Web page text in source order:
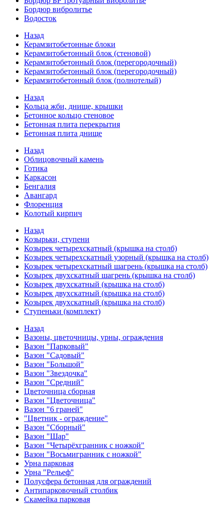
Бордюр вибролитье
Водосток
Назад
Керамзитобетонные блоки
Керамзитобетонный блок (стеновой)
Керамзитобетонный блок (перегородочный)
Керамзитобетонный блок (перегородочный)
Керамзитобетонный блок (полнотелый)
Назад
Кольца жби, днище, крышки
Бетонное кольцо стеновое
Бетонная плита перекрытия
Бетонная плита днище
Назад
Облицовочный камень
Готика
Каркасон
Бенгалия
Авангард
Флоренция
Колотый кирпич
Назад
Козырьки, ступени
Козырек четырехскатный (крышка на столб)
Козырек четырехскатный узорный (крышка на столб)
Козырек четырехскатный шагрень (крышка на столб)
Козырек двухскатный шагрень (крышка на столб)
Козырек двухскатный (крышка на столб)
Козырек двухскатный (крышка на столб)
Козырек двухскатный (крышка на столб)
Ступеньки (комплект)
Назад
Вазоны, цветочницы, урны, ограждения
Вазон "Парковый"
Вазон "Садовый"
Вазон "Большой"
Вазон "Звездочка"
Вазон "Средний"
Цветочница сборная
Вазон "Цветочница"
Вазон "6 граней"
"Цветник - ограждение"
Вазон "Сборный"
Вазон "Шар"
Вазон "Четырёхгранник с ножкой"
Вазон "Восьмигранник с ножкой"
Урна парковая
Урна "Рельеф"
Полусфера бетонная для ограждений
Антипарковочный столбик
Скамейка парковая